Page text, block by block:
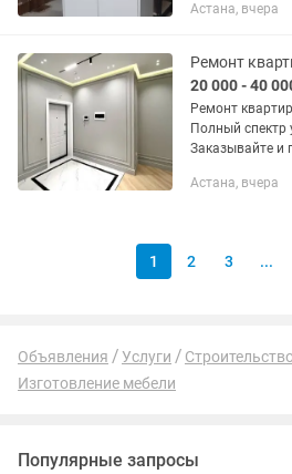
Астана, вчера
Ремонт
20 000 - 40
Ремонт
Полный спектр
Заказывайте и
строительных
Астана, вчера
1 2 3 ...
Объявления Услуги
Изготовление мебели
Популярные запросы